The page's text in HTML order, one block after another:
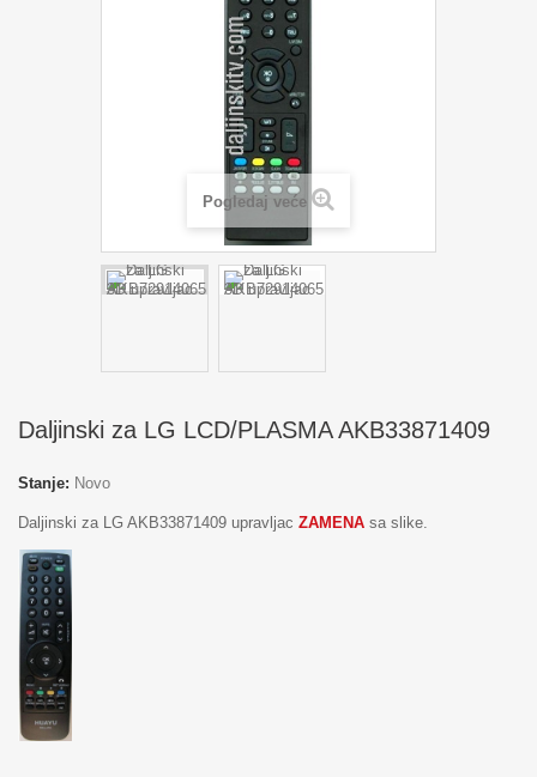
Pogledaj veće
Daljinski za LG LCD/PLASMA AKB33871409
Stanje: Novo
Daljinski za LG AKB33871409 upravljac ZAMENA sa slike.